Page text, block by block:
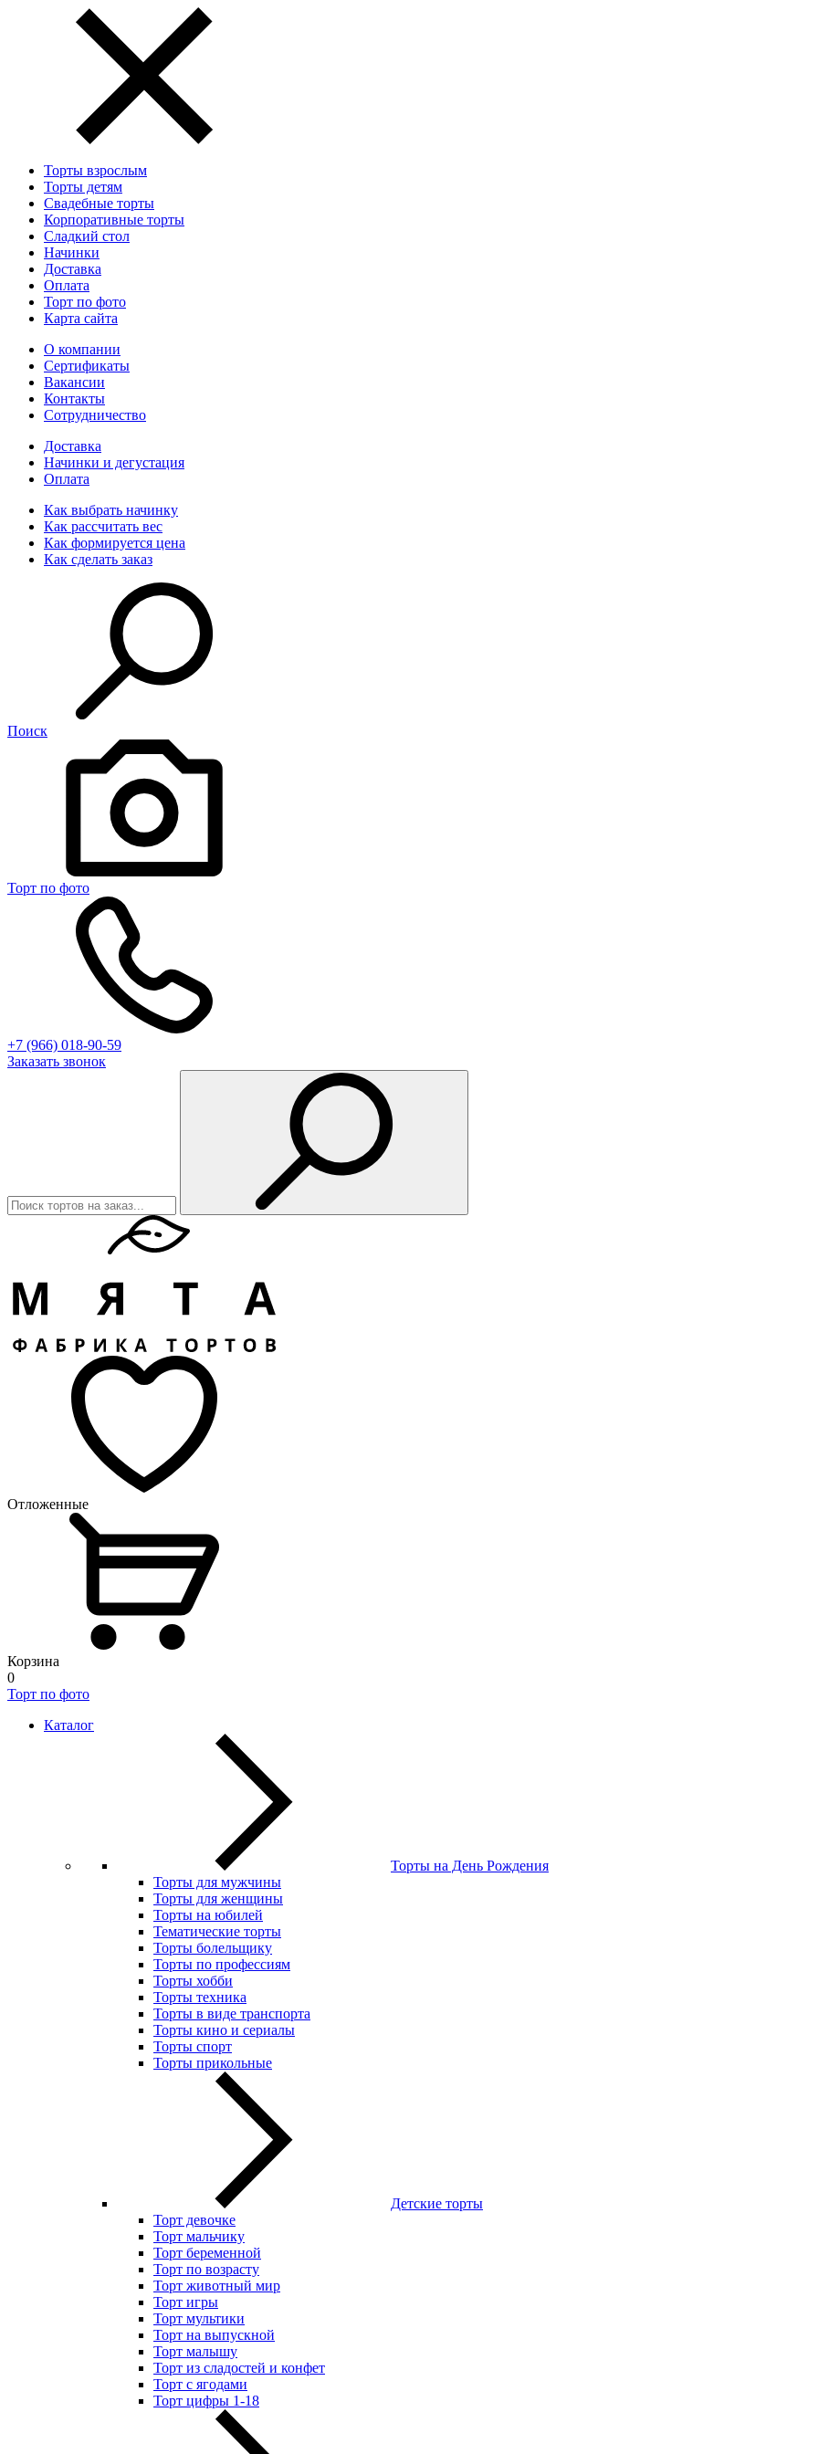
Торты взрослым
Торты детям
Свадебные торты
Корпоративные торты
Сладкий стол
Начинки
Доставка
Оплата
Торт по фото
Карта сайта
О компании
Сертификаты
Вакансии
Контакты
Сотрудничество
Доставка
Начинки и дегустация
Оплата
Как выбрать начинку
Как рассчитать вес
Как формируется цена
Как сделать заказ
Поиск
Торт по фото
+7 (966) 018-90-59
Заказать звонок
Отложенные
Корзина
0
Торт по фото
Каталог
Торты на День Рождения
Торты для мужчины
Торты для женщины
Торты на юбилей
Тематические торты
Торты болельщику
Торты по профессиям
Торты хобби
Торты техника
Торты в виде транспорта
Торты кино и сериалы
Торты спорт
Торты прикольные
Детские торты
Торт девочке
Торт мальчику
Торт беременной
Торт по возрасту
Торт животный мир
Торт игры
Торт мультики
Торт на выпускной
Торт малышу
Торт из сладостей и конфет
Торт с ягодами
Торт цифры 1-18